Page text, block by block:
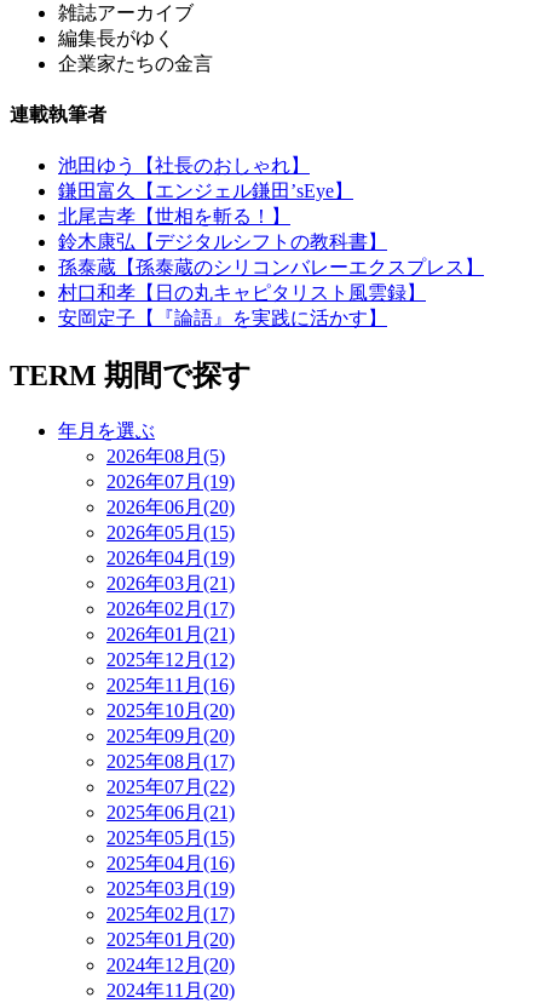
雑誌アーカイブ
編集長がゆく
企業家たちの金言
連載執筆者
池田ゆう【社長のおしゃれ】
鎌田富久【エンジェル鎌田’sEye】
北尾吉孝【世相を斬る！】
鈴木康弘【デジタルシフトの教科書】
孫泰蔵【孫泰蔵のシリコンバレーエクスプレス】
村口和孝【日の丸キャピタリスト風雲録】
安岡定子【『論語』を実践に活かす】
TERM 期間で探す
年月を選ぶ
2026年08月(5)
2026年07月(19)
2026年06月(20)
2026年05月(15)
2026年04月(19)
2026年03月(21)
2026年02月(17)
2026年01月(21)
2025年12月(12)
2025年11月(16)
2025年10月(20)
2025年09月(20)
2025年08月(17)
2025年07月(22)
2025年06月(21)
2025年05月(15)
2025年04月(16)
2025年03月(19)
2025年02月(17)
2025年01月(20)
2024年12月(20)
2024年11月(20)